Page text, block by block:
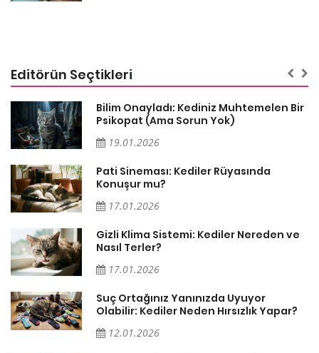
Editörün Seçtikleri
Bilim Onayladı: Kediniz Muhtemelen Bir
Psikopat (Ama Sorun Yok)
19.01.2026
Pati Sineması: Kediler Rüyasında
Konuşur mu?
17.01.2026
Gizli Klima Sistemi: Kediler Nereden ve
Nasıl Terler?
17.01.2026
Suç Ortağınız Yanınızda Uyuyor
Olabilir: Kediler Neden Hırsızlık Yapar?
12.01.2026